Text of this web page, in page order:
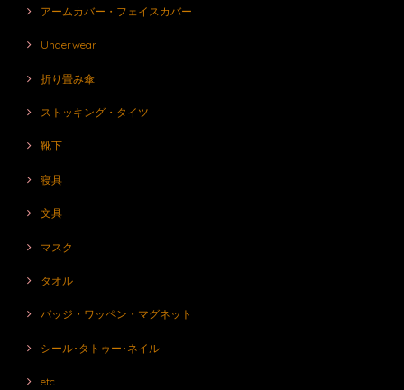
アームカバー・フェイスカバー
Underwear
折り畳み傘
ストッキング・タイツ
靴下
寝具
文具
マスク
タオル
バッジ・ワッペン・マグネット
シール･タトゥー･ネイル
etc.